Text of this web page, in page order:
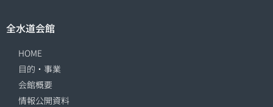
全水道会館
HOME
目的・事業
会館概要
情報公開資料